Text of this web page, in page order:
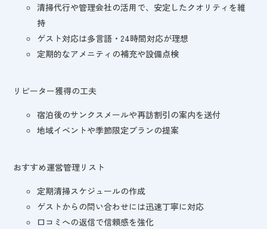
清掃代行や管理会社の活用で、安定したクオリティを維
持
ゲスト対応は多言語・24時間対応が理想
定期的なアメニティの補充や設備点検
リピーター獲得の工夫
宿泊後のサンクスメールや再訪割引の案内を送付
地域イベントや季節限定プランの提案
おすすめ運営管理リスト
定期清掃スケジュールの作成
ゲストからの問い合わせには迅速丁寧に対応
口コミへの返信で信頼感を強化